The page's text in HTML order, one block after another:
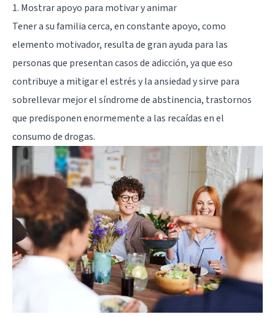
1. Mostrar apoyo para motivar y animar
Tener a su familia cerca, en constante apoyo, como
elemento motivador, resulta de gran ayuda para las
personas que presentan casos de adicción, ya que eso
contribuye a mitigar el estrés y la ansiedad y sirve para
sobrellevar mejor el síndrome de abstinencia, trastornos
que predisponen enormemente a las recaídas en el
consumo de drogas.